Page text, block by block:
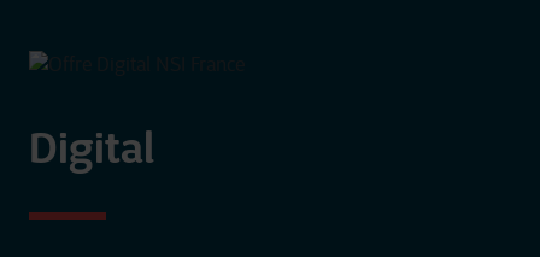
Digital